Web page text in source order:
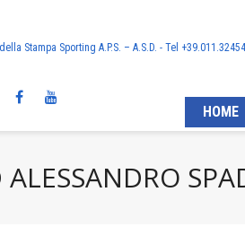
Stampa Sporting A.P.S. – A.S.D. - Tel
HOME
ALESSANDRO